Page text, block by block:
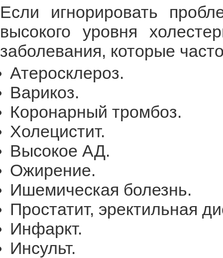
Если игнорировать
высокого уровня
заболевания, которые
Атеросклероз.
Варикоз.
Коронарный тромбоз.
Холецистит.
Высокое АД.
Ожирение.
Ишемическая болезнь.
Простатит, эректильная
Инфаркт.
Инсульт.